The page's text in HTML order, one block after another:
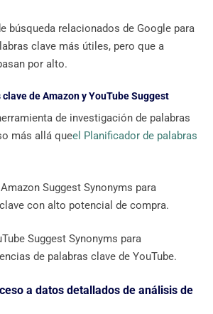
búsqueda relacionados de Google para
clave más útiles, pero que a
por alto.
de Amazon y YouTube Suggest
de investigación de palabras
más allá queel Planificador de palabras
Suggest Synonyms para
con alto potencial de compra.
Suggest Synonyms para
de palabras clave de YouTube.
a datos detallados de análisis de